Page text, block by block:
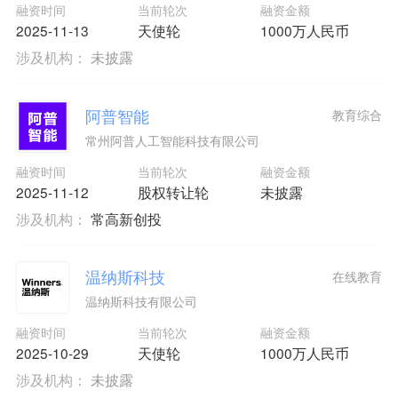
融资时间
2025-11-13
当前轮次
天使轮
融资金额
1000万人民币
涉及机构： 未披露
阿普智能
常州阿普人工智能科技有限公司
融资时间
2025-11-12
当前轮次
股权转让轮
融资金额
未披露
教育综合
涉及机构： 常高新创投
温纳斯科技
温纳斯科技有限公司
融资时间
2025-10-29
当前轮次
天使轮
融资金额
1000万人民币
在线教育
涉及机构： 未披露